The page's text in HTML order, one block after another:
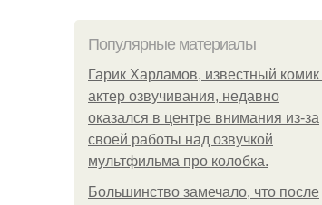
Популярные материалы
Гарик Харламов, известный комик
актер озвучивания, недавно
оказался в центре внимания из-за
своей работы над озвучкой
мультфильма про колобка.
Большинство замечало, что после